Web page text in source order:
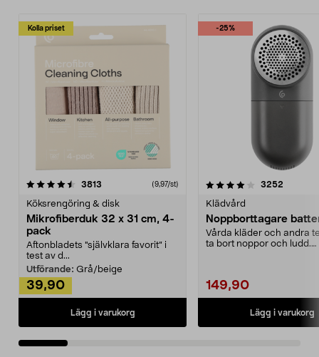
Kolla priset
3813 (9,97/st)
Köksrengöring & disk
Mikrofiberduk 32 x 31 cm, 4-
pack
Aftonbladets "självklara favorit” i
test av d...
Utförande: Grå/beige
39,90
Lägg i varukorg
-25%
4.0av 5 stjärnor 3252
Klädvård
Noppborttagare
Vårda kläder och andra
ta bort noppor och ludd.
149,90
Lägg i varukorg
4.5av 5 stjärnor